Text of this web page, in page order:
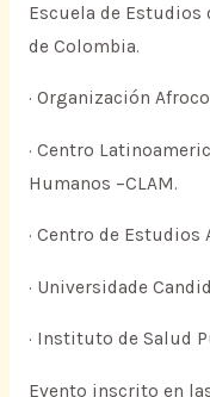
Escuela de Estudios
de Colombia.
· Organización
· Centro
Humanos –CLAM.
· Centro de Estudios
· Universidade
· Instituto de Salud
Evento inscrito en